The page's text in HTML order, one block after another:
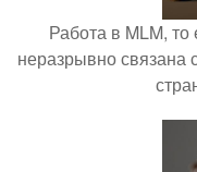
Работа в MLM, то
неразрывно связана